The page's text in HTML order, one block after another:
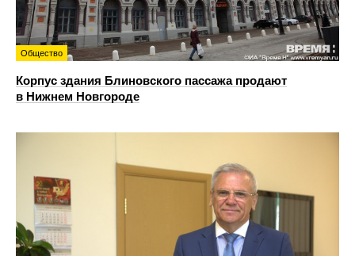
Общество
Корпус здания Блиновского пассажа продают
в Нижнем Новгороде